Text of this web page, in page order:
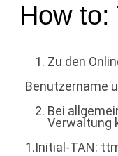
How to:
Zu den
Benutzername
Bei
Verwaltung
1.Initial-TAN: